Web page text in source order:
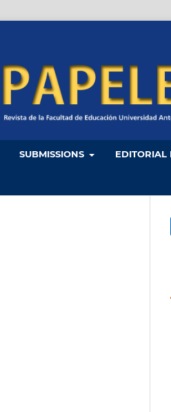
SUBMISSIONS EDITORIAL